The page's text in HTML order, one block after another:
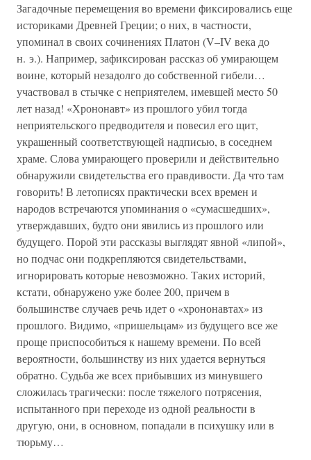
Загадочные перемещения во времени фиксировались еще
историками Древней Греции; о них, в частности,
упоминал в своих сочинениях Платон (V–IV века до
н. э.). Например, зафиксирован рассказ об умирающем
воине, который незадолго до собственной гибели…
участвовал в стычке с неприятелем, имевшей место 50
лет назад! «Хрононавт» из прошлого убил тогда
неприятельского предводителя и повесил его щит,
украшенный соответствующей надписью, в соседнем
храме. Слова умирающего проверили и действительно
обнаружили свидетельства его правдивости. Да что там
говорить! В летописях практически всех времен и
народов встречаются упоминания о «сумасшедших»,
утверждавших, будто они явились из прошлого или
будущего. Порой эти рассказы выглядят явной «липой»,
но подчас они подкрепляются свидетельствами,
игнорировать которые невозможно. Таких историй,
кстати, обнаружено уже более 200, причем в
большинстве случаев речь идет о «хрононавтах» из
прошлого. Видимо, «пришельцам» из будущего все же
проще приспособиться к нашему времени. По всей
вероятности, большинству из них удается вернуться
обратно. Судьба же всех прибывших из минувшего
сложилась трагически: после тяжелого потрясения,
испытанного при переходе из одной реальности в
другую, они, в основном, попадали в психушку или в
тюрьму…